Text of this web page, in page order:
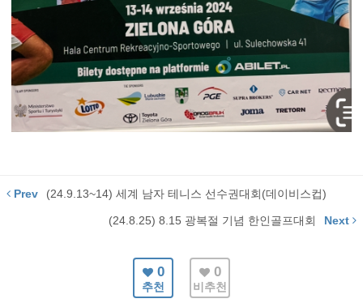
Prev (24.9.13~14) 세계 남자 테니스 선수권대회(데이비스컵)
(24.8.25) 8.15 광복절 기념 한인골프대회 Next
0
추천
0
비추천